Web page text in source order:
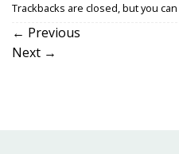
Trackbacks are closed, but you can
← Previous
Next →